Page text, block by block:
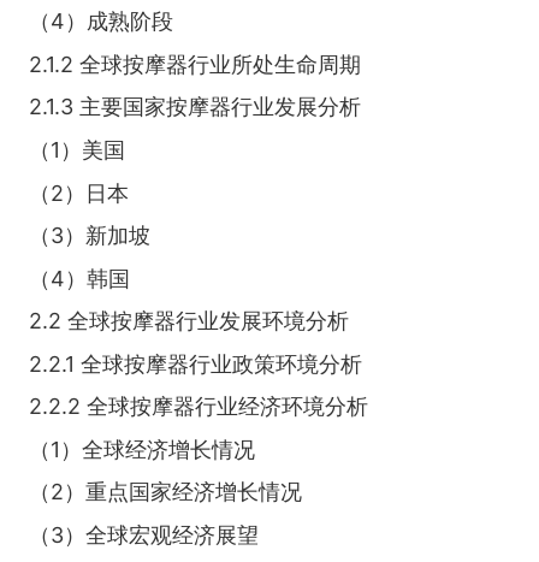
（4）成熟阶段
2.1.2 全球按摩器行业所处生命周期
2.1.3 主要国家按摩器行业发展分析
（1）美国
（2）日本
（3）新加坡
（4）韩国
2.2 全球按摩器行业发展环境分析
2.2.1 全球按摩器行业政策环境分析
2.2.2 全球按摩器行业经济环境分析
（1）全球经济增长情况
（2）重点国家经济增长情况
（3）全球宏观经济展望